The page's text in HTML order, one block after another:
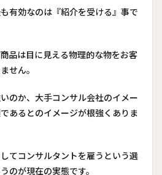
有効なのは『紹介を受ける』事で
品は目に見える物理的な物をお客
せん。
のか、大手コンサル会社のイメー
あるとのイメージが根強くありま
てコンサルタントを雇うという選
のが現在の実態です。